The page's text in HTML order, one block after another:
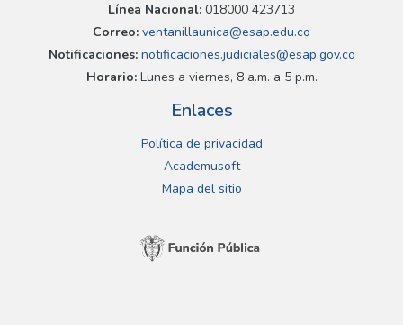
Línea Nacional: 018000 423713
Correo: ventanillaunica@esap.edu.co
Notificaciones:notificaciones.judiciales@esap.gov.co
Horario:Lunes a viernes, 8 a.m. a 5 p.m.
Enlaces
Política de privacidad
Academusoft
Mapa del sitio